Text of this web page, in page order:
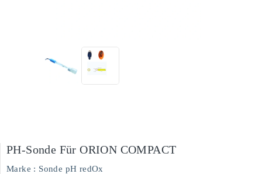
PH-Sonde Für ORION COMPACT
Marke : Sonde pH redOx